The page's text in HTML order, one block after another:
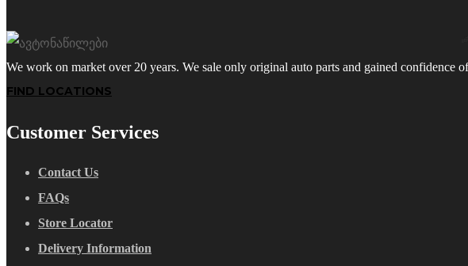
We work on market over 20 years. We sale only original auto parts and gained
FIND LOCATIONS
Customer Services
Contact Us
FAQs
Store Locator
Delivery Information